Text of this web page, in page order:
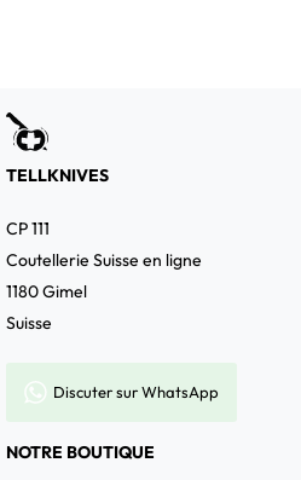
TELLKNIVES
CP 111
Coutellerie Suisse en ligne
1180 Gimel
Suisse
Discuter sur WhatsApp
NOTRE BOUTIQUE